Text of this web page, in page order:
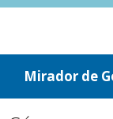
ir a contenido
ir al menú
Mirador de